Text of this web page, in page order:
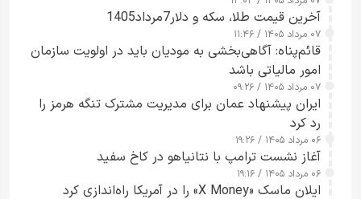
آخرین قیمت طلا، سکه و دلار7مرداد1405
۰۷ مرداد ۱۴۰۵ / ۱۱:۴۶
قائم‌پناه: آگاهی‌بخشی به مودیان باید در اولویت سازمان
امور مالیاتی باشد
۰۷ مرداد ۱۴۰۵ / ۰۹:۲۶
ایران پیشنهاد عمان برای مدیریت مشترک تنگه هرمز را
رد کرد
۰۶ مرداد ۱۴۰۵ / ۱۹:۲۶
آغاز نشست ترامپ با نتانیاهو در کاخ سفید
۰۶ مرداد ۱۴۰۵ / ۱۹:۱۶
ایلان ماسک «X Money» را در آمریکا راه‌اندازی کرد